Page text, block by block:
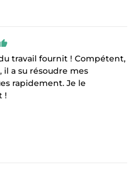
travail fournit ! Compétent,
a su résoudre mes
rapidement. Je le
!